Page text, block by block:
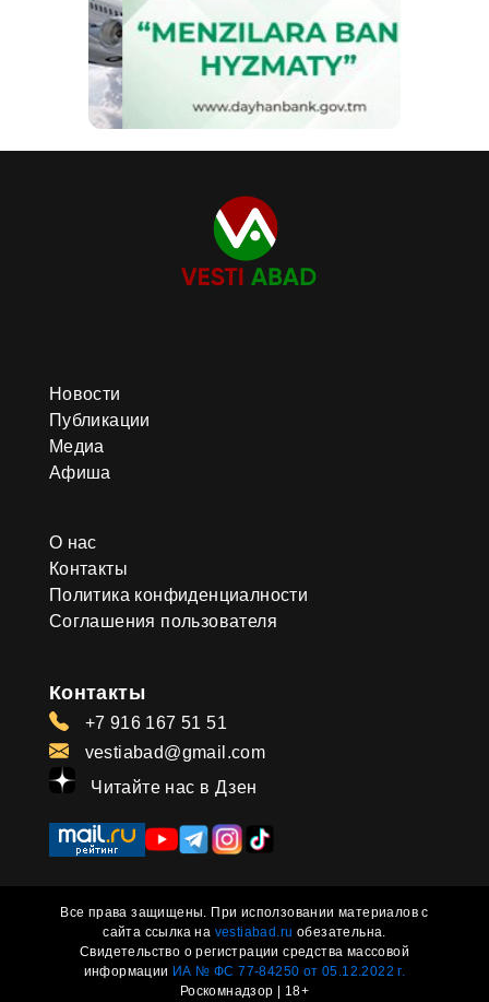
Новости
Публикации
Медиа
Афиша
О нас
Контакты
Политика конфиденциалности
Соглашения пользователя
Контакты
+7 916 167 51 51
vestiabad@gmail.com
Читайте нас в Дзен
Все права защищены. При исползовании материалов с
сайта ссылка на vestiabad.ru обезательна.
Свидетельство о регистрации средства массовой
информации ИА № ФС 77-84250 от 05.12.2022 г.
Роскомнадзор | 18+